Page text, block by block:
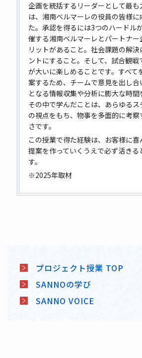
企画を統括するリーダーとして最も
は、湘南ベルマーレの役員の皆様に
た。承認を得るには3つのハードル
催する湘南ベルマーレとパートナー
リットがあること。社会課題の解
ントにすること。そして、試合観
が大いに楽しめることです。すべて
案するため、チームで意見を出し合
となる情報収集や分析に膨大な時間
その中で学んだことは、あらゆる
の視点をもち、物事を多面的に考
さです。
この授業で得た経験は、お客様に喜
提案を作っていくうえで必ず活きる
す。
※2025年取材
プロジェクト授業 TOP
SANNOの学び
SANNO VOICE